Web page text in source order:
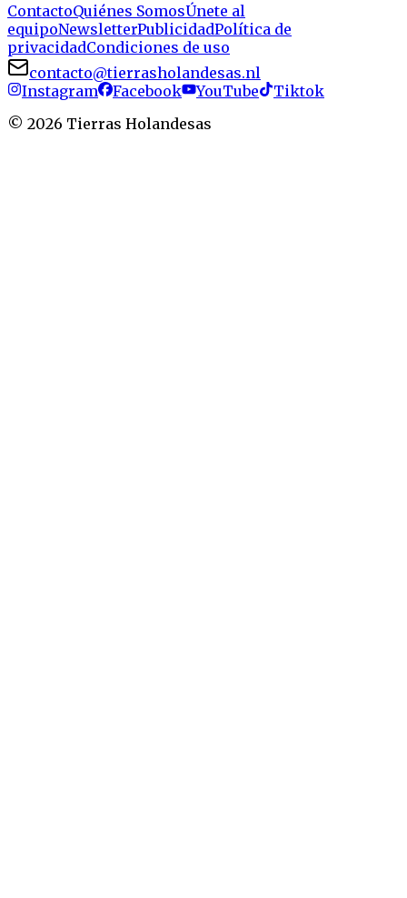
ContactoQuiénes SomosÚnete al
equipoNewsletterPublicidadPolítica de
privacidadCondiciones de uso
contacto@tierrasholandesas.nl
Instagram
Facebook YouTube
Tiktok
© 2026 Tierras Holandesas